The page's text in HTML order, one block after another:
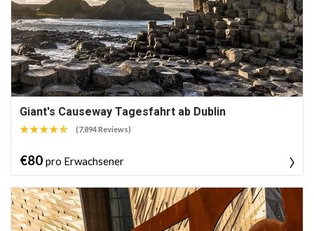
Giant's Causeway Tagesfahrt ab Dublin
(7,894 Reviews)
€80 pro Erwachsener